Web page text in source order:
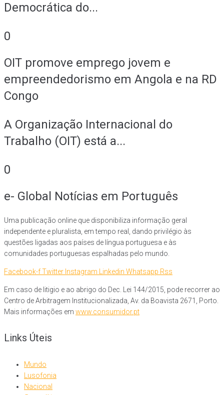
Democrática do...
0
OIT promove emprego jovem e
empreendedorismo em Angola e na RD
Congo
A Organização Internacional do
Trabalho (OIT) está a...
0
e- Global Notícias em Português
Uma publicação online que disponibiliza informação geral
independente e pluralista, em tempo real, dando privilégio às
questões ligadas aos países de língua portuguesa e às
comunidades portuguesas espalhadas pelo mundo.
Facebook-fTwitter Instagram Linkedin Whatsapp Rss
Em caso de litigio e ao abrigo do Dec. Lei 144/2015, pode recorrer ao
Centro de Arbitragem Institucionalizada, Av. da Boavista 2671, Porto.
Mais informações em www.consumidor.pt
Links Úteis
Mundo
Lusofonia
Nacional